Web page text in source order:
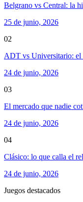
Belgrano vs Central: la
25 de junio, 2026
02
ADT vs Universitario: el
24 de junio, 2026
03
El mercado que nadie
24 de junio, 2026
04
Clásico: lo que calla el
24 de junio, 2026
Juegos destacados